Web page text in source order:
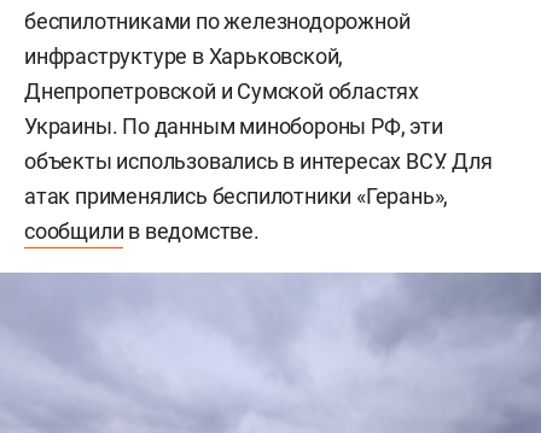
беспилотниками по железнодорожной
инфраструктуре в Харьковской,
Днепропетровской и Сумской областях
Украины. По данным минобороны РФ, эти
объекты использовались в интересах ВСУ. Для
атак применялись беспилотники «Герань»,
сообщили в ведомстве.